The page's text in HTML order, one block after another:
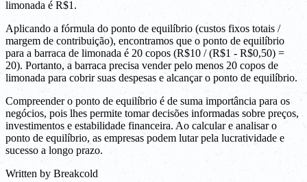
limonada é R$1.
Aplicando a fórmula do ponto de equilíbrio (custos fixos totais /
margem de contribuição), encontramos que o ponto de equilíbrio
para a barraca de limonada é 20 copos (R$10 / (R$1 - R$0,50) =
20). Portanto, a barraca precisa vender pelo menos 20 copos de
limonada para cobrir suas despesas e alcançar o ponto de equilíbrio.
Compreender o ponto de equilíbrio é de suma importância para os
negócios, pois lhes permite tomar decisões informadas sobre preços,
investimentos e estabilidade financeira. Ao calcular e analisar o
ponto de equilíbrio, as empresas podem lutar pela lucratividade e
sucesso a longo prazo.
Written by Breakcold